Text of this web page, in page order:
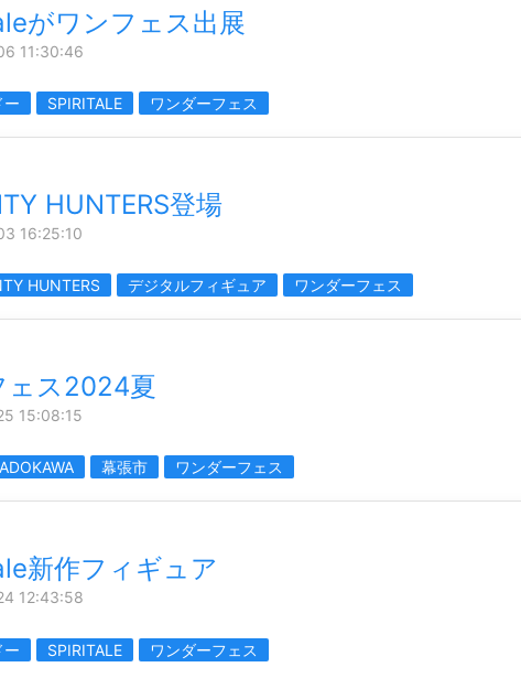
がワンフェス出展
11:30:46
ー SPIRITALE ワンダーフェス
HUNTERS登場
16:25:10
HUNTERS デジタルフィギュア ワンダーフェス
ェス2024夏
15:08:15
幕張市 ワンダーフェス
新作フィギュア
12:43:58
ー SPIRITALE ワンダーフェス